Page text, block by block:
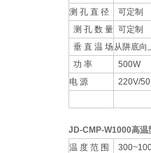
测 孔 直 径
可定制
测 孔 数 量 可定制
垂 直 温 场 从阱底
功 率
500W
电 源
220V/
JD-CMP-W1000高温
温 度 范 围